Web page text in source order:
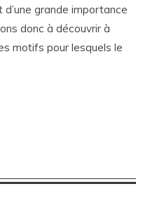
grande importance
donc à découvrir à
motifs pour lesquels le